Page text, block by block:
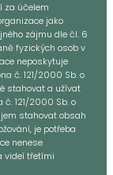
za účelem
jako
zájmu dle čl. 6
fyzických osob v
neposkytuje
č. 121/2000 Sb. o
stahovat a užívat
121/2000 Sb. o
stahovat obsah
je potřeba
nenese
videí třetími